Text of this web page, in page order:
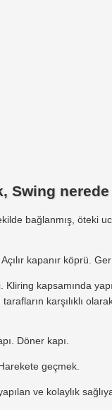
nerede
bağlanmış, öteki
kapanır köprü.
kapsamında
karşılıklı
Döner kapı.
geçmek.
ve kolaylık